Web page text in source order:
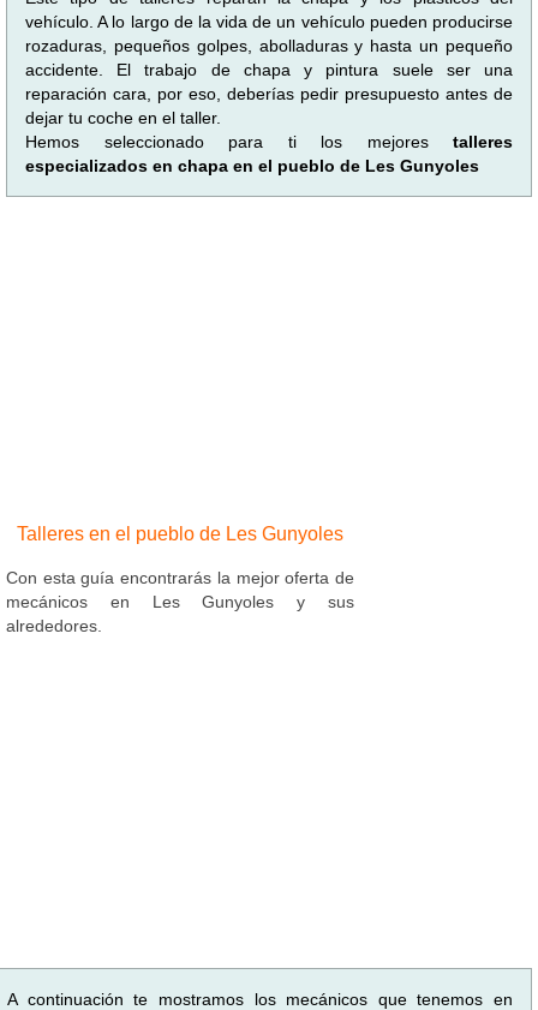
vehículo. A lo largo de la vida de un vehículo pueden producirse
rozaduras, pequeños golpes, abolladuras y hasta un pequeño
accidente. El trabajo de chapa y pintura suele ser una
reparación cara, por eso, deberías pedir presupuesto antes de
dejar tu coche en el taller.
Hemos seleccionado para ti los mejores talleres
especializados en chapa en el pueblo de Les Gunyoles
Talleres en el pueblo de Les Gunyoles
Con esta guía encontrarás la mejor oferta de
mecánicos en Les Gunyoles y sus
alrededores.
A continuación te mostramos los mecánicos que tenemos en